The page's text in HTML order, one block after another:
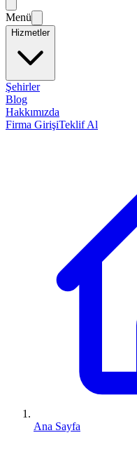
Menü
Hizmetler
Şehirler
Blog
Hakkımızda
Firma GirişiTeklif Al
Ana Sayfa